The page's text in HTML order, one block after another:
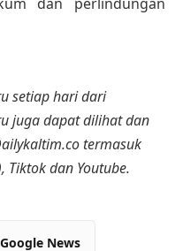
setiap hari dari
juga dapat dilihat dan
termasuk
Tiktok dan Youtube.
News